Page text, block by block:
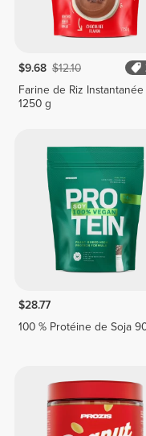
$9.68 $12.10
Farine de Riz Instantanée
1250 g
$28.77